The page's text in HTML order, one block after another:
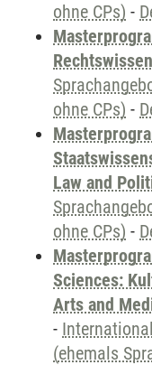
ohne CPs) -
ohne CPs) -
Law and
ohne CPs) -
Sciences:
Arts and
-
(ehemals